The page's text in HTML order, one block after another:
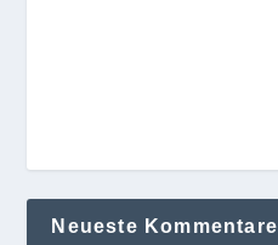
Neueste Kommentare